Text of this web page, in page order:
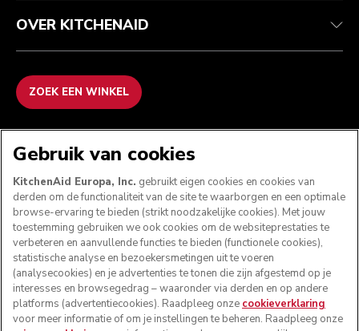
OVER KITCHENAID
ZOEK EEN WINKEL
VOLG ONS
Gebruik van cookies
KitchenAid Europa, Inc. gebruikt eigen cookies en cookies van
derden om de functionaliteit van de site te waarborgen en een optimale
browse-ervaring te bieden (strikt noodzakelijke cookies). Met jouw
toestemming gebruiken we ook cookies om de websiteprestaties te
verbeteren en aanvullende functies te bieden (functionele cookies),
statistische analyse en bezoekersmetingen uit te voeren
(analysecookies) en je advertenties te tonen die zijn afgestemd op je
interesses en browsegedrag – waaronder via derden en op andere
platforms (advertentiecookies). Raadpleeg onze cookieverklaring
voor meer informatie of om je instellingen te beheren. Raadpleeg onze